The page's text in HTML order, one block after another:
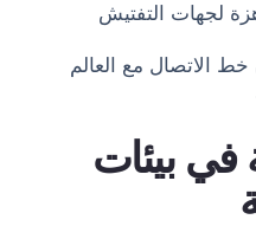
لجهات التفتيش
الاتصال مع العالم
في بيئات